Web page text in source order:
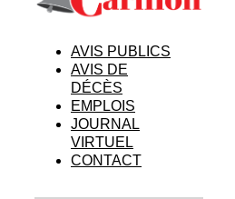
AVIS PUBLICS
AVIS DE
DÉCÈS
EMPLOIS
JOURNAL
VIRTUEL
CONTACT